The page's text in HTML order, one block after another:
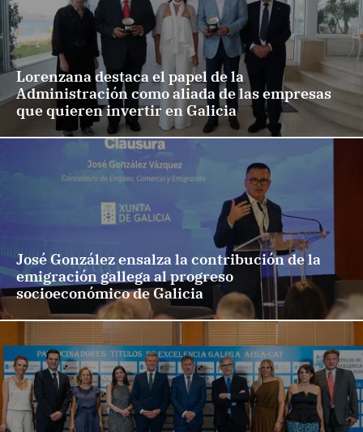
Lorenzana destaca el papel de la
Administración como aliada de las empresas
que quieren invertir en Galicia
José González ensalza la contribución de la
emigración gallega al progreso
socioeconómico de Galicia